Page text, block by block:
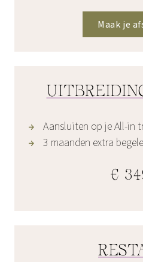
Maak je
Aansluiten op je All-in
3 maanden extra
€